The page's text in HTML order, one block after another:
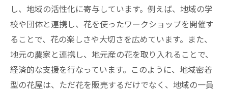
し、地域の活性化に寄与しています。例えば、地域の学
校や団体と連携し、花を使ったワークショップを開催す
ることで、花の楽しさや大切さを広めています。また、
地元の農家と連携し、地元産の花を取り入れることで、
経済的な支援を行なっています。このように、地域密着
型の花屋は、ただ花を販売するだけでなく、地域の一員